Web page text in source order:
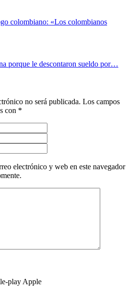
colombiano: «Los colombianos
porque le descontaron sueldo por…
no será publicada. Los campos
con *
electrónico y web en este navegador
play Apple